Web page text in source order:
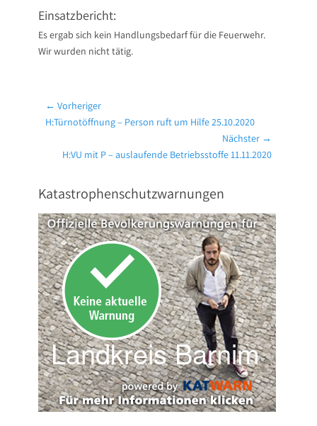
Einsatzbericht:
Es ergab sich kein Handlungsbedarf für die Feuerwehr.
Wir wurden nicht tätig.
Beitragsnavigation
← Vorheriger
Vorheriger
H:Türnotöffnung – Person ruft um Hilfe 25.10.2020
Nächster →
Nächster
H:VU mit P – auslaufende Betriebsstoffe 11.11.2020
Katastrophenschutzwarnungen